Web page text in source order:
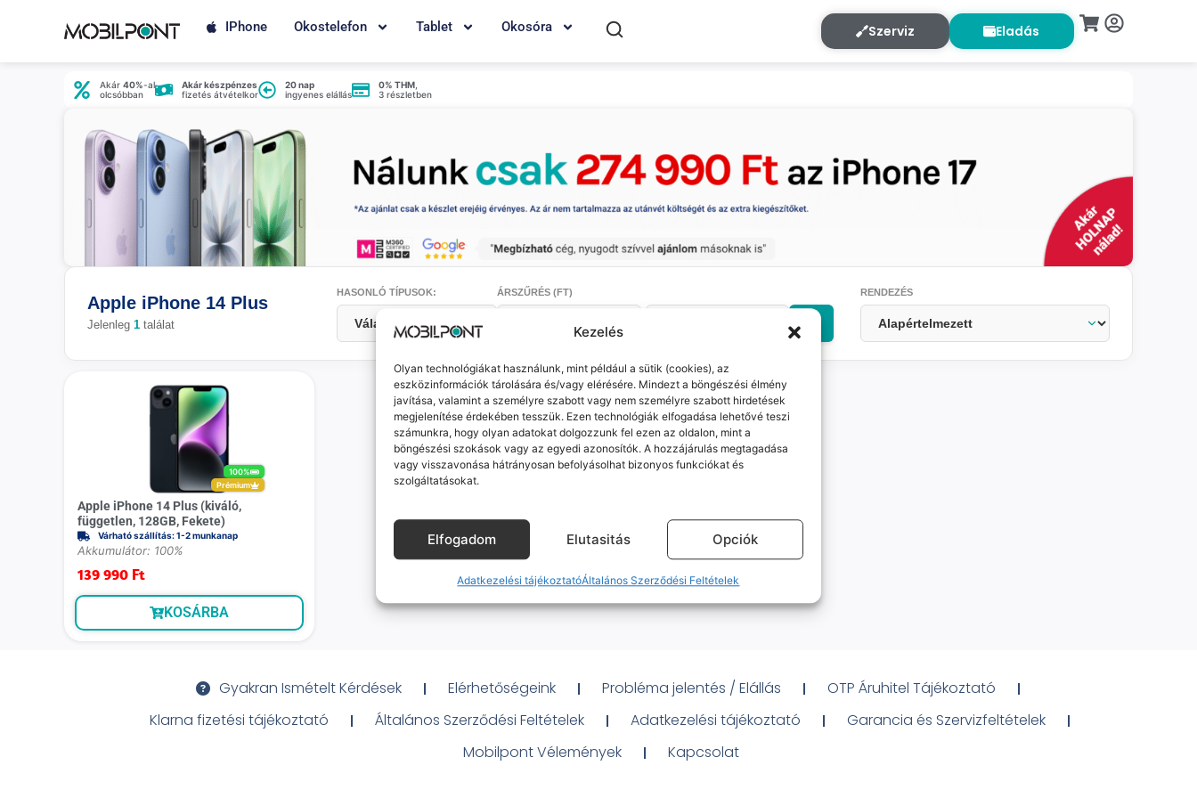
Kezelés
Olyan technológiákat használunk, mint például a sütik (cookies), az
eszközinformációk tárolására és/vagy elérésére. Mindezt a böngészési élmény
javítása, valamint a személyre szabott vagy nem személyre szabott hirdetések
megjelenítése érdekében tesszük. Ezen technológiák elfogadása lehetővé teszi
számunkra, hogy olyan adatokat dolgozzunk fel ezen az oldalon, mint a
böngészési szokások vagy az egyedi azonosítók. A hozzájárulás megtagadása
vagy visszavonása hátrányosan befolyásolhat bizonyos funkciókat és
szolgáltatásokat.
Elfogadom Elutasitás Opciók
Adatkezelési tájékoztatóÁltalános Szerződési Feltételek
IPhone Okostelefon Tablet Okosóra Szerviz Eladás
Akár 40%-al
olcsóbban
Akár készpénzes
fizetés átvételkor
20 nap
ingyenes elállás
0% THM
3 részletben
Apple iPhone 14 Plus
Jelenleg 1 találat
HASONLÓ TÍPUSOK: ÁRSZŰRÉS (FT) RENDEZÉS
100%
Prémium
Apple iPhone 14 Plus (kiváló,
független, 128GB, Fekete)
Várható szállítás: 1-2 munkanap
Akkumulátor: 100%
139 990 Ft
KOSÁRBA
Gyakran Ismételt Kérdések Elérhetőségeink Probléma jelentés / Elállás
OTP Áruhitel Tájékoztató
Klarna fizetési tájékoztató
Általános Szerződési Feltételek Adatkezelési tájékoztató
Garancia és Szervizfeltételek
Mobilpont Vélemények
Kapcsolat